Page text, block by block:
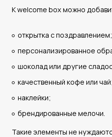
К welcome box можно
открытка с поздравлением;
персонализированное
шоколад или другие
качественный кофе или чай;
наклейки;
брендированные мелочи.
Такие элементы не